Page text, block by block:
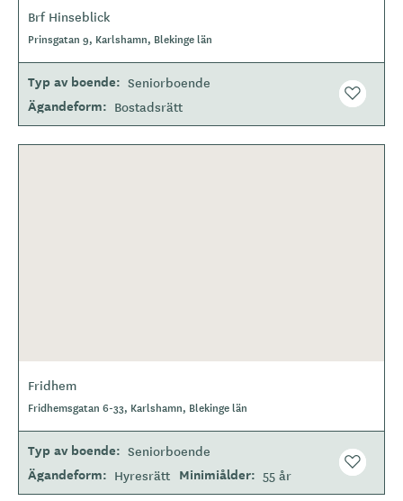
Brf Hinseblick
Prinsgatan 9, Karlshamn, Blekinge län
Typ av boende Seniorboende
Ägandeform Bostadsrätt
Fridhem
Fridhemsgatan 6-33, Karlshamn, Blekinge län
Typ av boende Seniorboende
Ägandeform Hyresrätt Minimiålder 55 år